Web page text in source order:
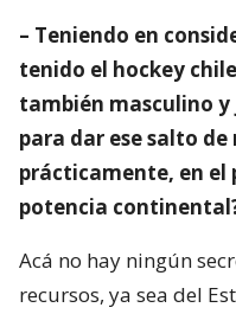
– Teniendo en
tenido el hockey
también masculino
para dar ese salto
prácticamente, en el
potencia
Acá no hay ningún
recursos, ya sea del